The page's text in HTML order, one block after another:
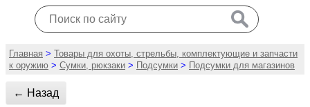
Главная > Товары для охоты, стрельбы, комплектующие и запчасти
к оружию > Сумки, рюкзаки > Подсумки > Подсумки для магазинов
← Назад